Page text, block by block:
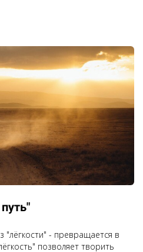
"лёгкости" - превращается в
позволяет творить